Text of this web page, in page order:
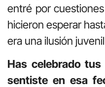
entré por
hicieron esperar
era una ilusión
Has celebrado
sentiste en esa